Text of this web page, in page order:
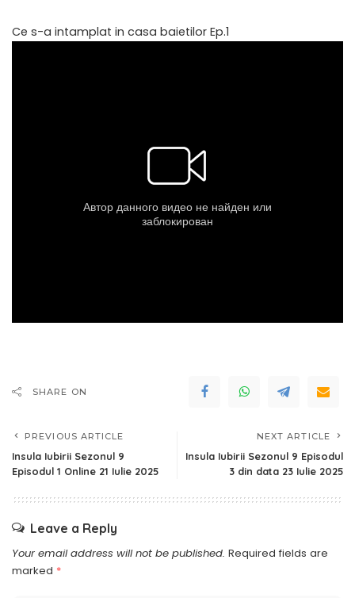
Ce s-a intamplat in casa baietilor Ep.1
SHARE ON
PREVIOUS ARTICLE
Insula Iubirii Sezonul 9
Episodul 1 Online 21 Iulie 2025
NEXT ARTICLE
Insula Iubirii Sezonul 9 Episodul
3 din data 23 Iulie 2025
Leave a Reply
Your email address will not be published. Required fields are
marked *